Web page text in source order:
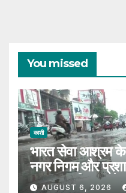
You missed
काशी
भारत सेवा आश्रम
नगर निगम और
सवाल, 7 दिन पहले
AUGUST 6, 2026